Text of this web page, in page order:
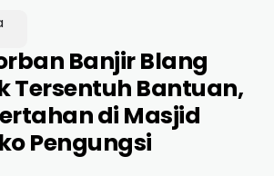
Banjir Blang
Tersentuh Bantuan,
di Masjid
Pengungsi